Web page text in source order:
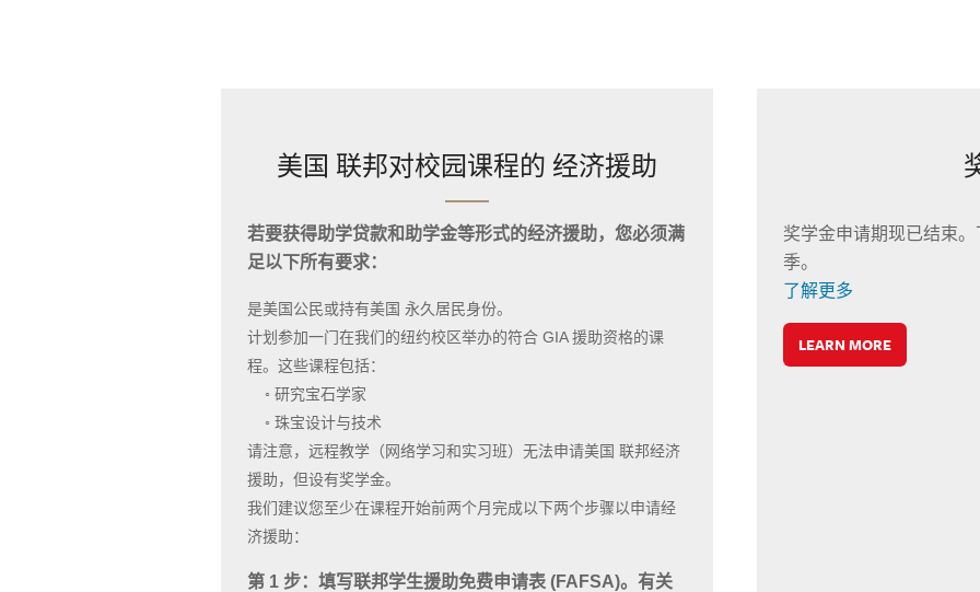
美国 联邦对校园课程的 经济援助
若要获得助学贷款和助学金等形式的经济援助，您必须满
足以下所有要求：
是美国公民或持有美国 永久居民身份。
计划参加一门在我们的纽约校区举办的符合 GIA 援助资格的课
程。这些课程包括：
◦ 研究宝石学家
◦ 珠宝设计与技术
请注意，远程教学​​（网络学习和实习班）无法申请美国 联邦经济
援助，但设有奖学金。
我们建议您至少在课程开始前两个月完成以下两个步骤以申请经
济援助：
第 1 步：填写联邦学生援助免费申请表 (FAFSA)。有关
奖学金申请期现已结束
季。
了解更多
LEARN MORE